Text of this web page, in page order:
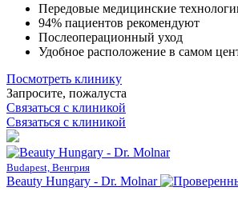
Передовые медицинские
94% пациентов рекомендуют
Послеоперационный уход
Удобное расположение в самом
Посмотреть клинику
Запросите, пожалуста
Связаться с клиникой
Связаться с клиникой
Budapest, Венгрия
Beauty Hungary - Dr. Molnar